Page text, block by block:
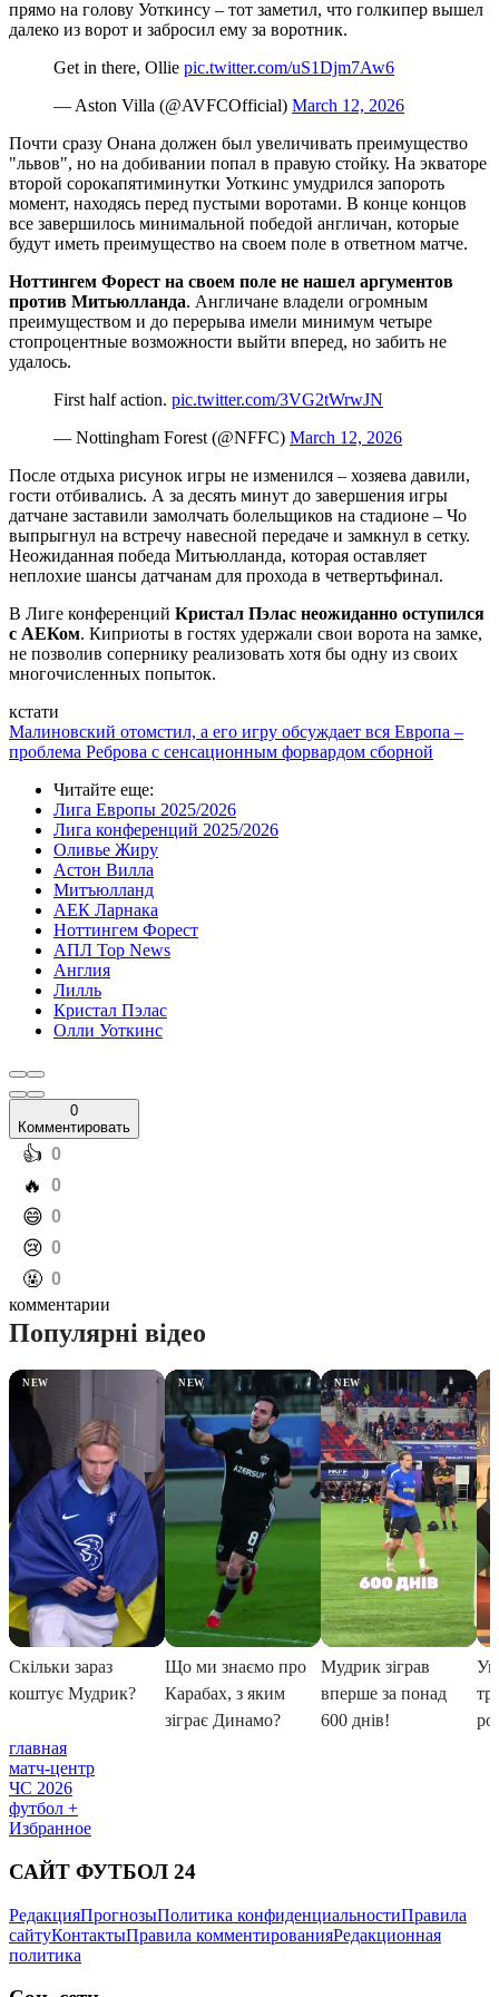
прямо на голову Уоткинсу – тот заметил, что голкипер вышел
далеко из ворот и забросил ему за воротник.
Get in there, Ollie pic.twitter.com/uS1Djm7Aw6
— Aston Villa (@AVFCOfficial) March 12, 2026
Почти сразу Онана должен был увеличивать преимущество
"львов", но на добивании попал в правую стойку. На экваторе
второй сорокапятиминутки Уоткинс умудрился запороть
момент, находясь перед пустыми воротами. В конце концов
все завершилось минимальной победой англичан, которые
будут иметь преимущество на своем поле в ответном матче.
Ноттингем Форест на своем поле не нашел аргументов
против Митьюлланда. Англичане владели огромным
преимуществом и до перерыва имели минимум четыре
стопроцентные возможности выйти вперед, но забить не
удалось.
First half action. pic.twitter.com/3VG2tWrwJN
— Nottingham Forest (@NFFC) March 12, 2026
После отдыха рисунок игры не изменился – хозяева давили,
гости отбивались. А за десять минут до завершения игры
датчане заставили замолчать болельщиков на стадионе – Чо
выпрыгнул на встречу навесной передаче и замкнул в сетку.
Неожиданная победа Митьюлланда, которая оставляет
неплохие шансы датчанам для прохода в четвертьфинал.
В Лиге конференций Кристал Пэлас неожиданно оступился
с АЕКом. Киприоты в гостях удержали свои ворота на замке,
не позволив сопернику реализовать хотя бы одну из своих
многочисленных попыток.
кстати
Малиновский отомстил, а его игру обсуждает вся Европа –
проблема Реброва с сенсационным форвардом сборной
Читайте еще:
Лига Европы 2025/2026
Лига конференций 2025/2026
Оливье Жиру
Астон Вилла
Митъюлланд
АЕК Ларнака
Ноттингем Форест
АПЛ Top News
Англия
Лилль
Кристал Пэлас
Олли Уоткинс
0
Комментировать
️👍 0
️🔥 0
️😄 0
️😢 0
️🤬 0
комментарии
главная
матч-центр
ЧС 2026
футбол +
Избранное
САЙТ ФУТБОЛ 24
РедакцияПрогнозыПолитика конфиденциальностиПравила
сайтуКонтактыПравила комментированияРедакционная
политика